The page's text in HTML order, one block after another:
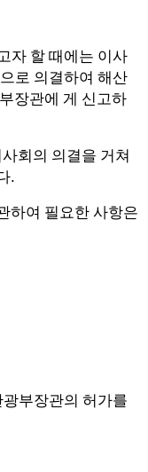
자 할 때에는 이사
로 의결하여 해산
장관에 게 신고하
회의 의결을 거쳐
.
하여 필요한 사항은
부장관의 허가를